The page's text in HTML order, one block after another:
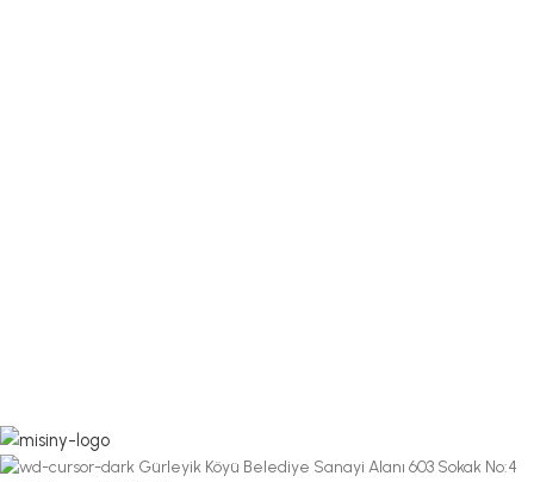
Gürleyik Köyü Belediye Sanayi Alanı 603 Sokak No:4